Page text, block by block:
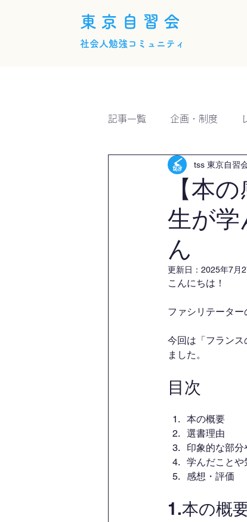
東京自習会
社会人勉強コミュニティ
記事一覧 企画・制度
【本
生が学
ん
tss 東京自習
更新日： 2025年7月
こんにちは！
ファシリテーター
今回は「フラン
ました。
目次
本の概要
選書理由
印象的な部分
学んだことや
感想・評価
1.本の概